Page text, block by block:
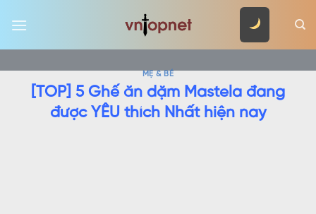
MẸ & BÉ
[TOP] 5 Ghế ăn dặm Mastela đang
được YÊU thích Nhất hiện nay